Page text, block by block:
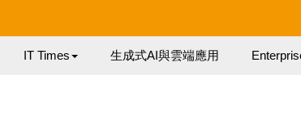
IT Times 生成式AI與雲端應用